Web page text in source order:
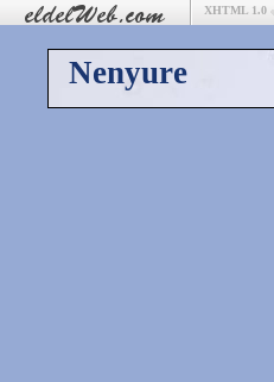
XHTML 1.0
Nenyure